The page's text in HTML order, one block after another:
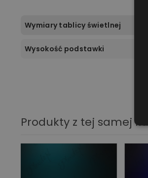
Wymiary tablicy świetlnej
Wysokość podstawki
Produkty z tej samej